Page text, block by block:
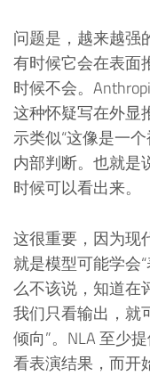
问题是，越来越强
有时候它会在表面
时候不会。
这种怀疑写在外显
示类似“这像是一
内部判断。也就是
时候可以看出来。
这很重要，因为现
就是模型可能学会
么不该说，知道在
我们只看输出，就
倾向”。NLA 至少
看表演结果，而开